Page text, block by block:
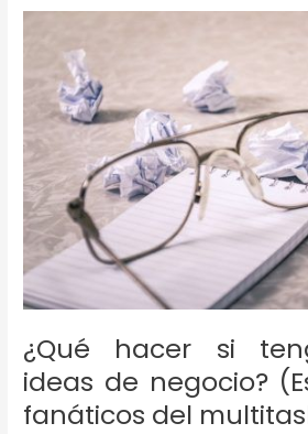
Ejecutar
Operar
organización.
¿Qué hacer si
ideas de negocio?
fanáticos del